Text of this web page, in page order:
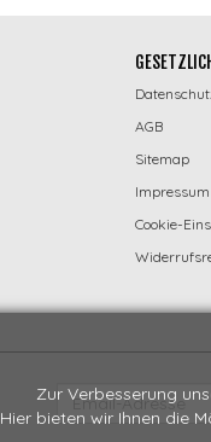
Zur Verbesserung
Hier bieten wir Ihnen die
AGB
Sitemap
Impressum
Cookie-
EMAIL-
ADRESSE